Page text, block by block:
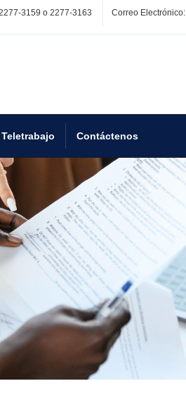
3159 o 2277-3163 Correo Electrónico:
Contáctenos